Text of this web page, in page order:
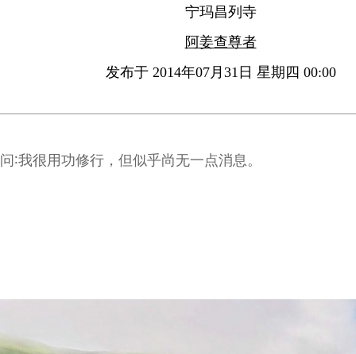
宁玛昌列寺
阿姜查尊者
发布于 2014年07月31日 星期四 00:00
问∶我很用功修行，但似乎尚无一点消息。